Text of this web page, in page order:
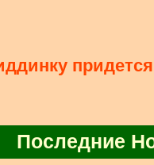
Последние